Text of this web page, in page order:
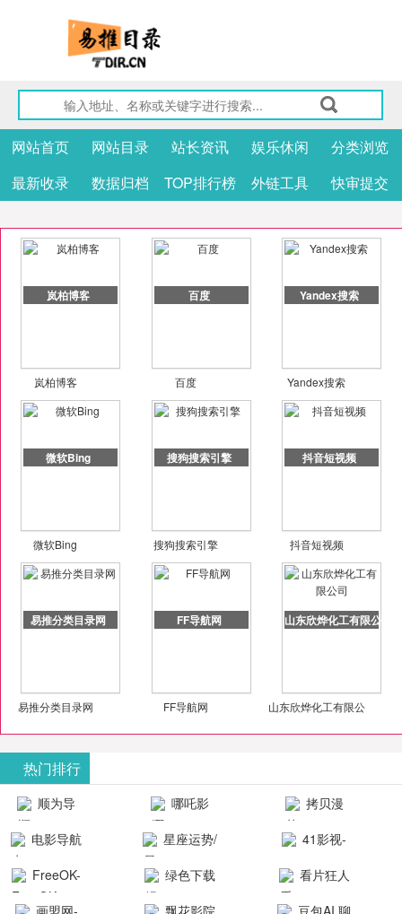
网站首页 网站目录 站长资讯 娱乐休闲
分类浏览
最新收录
数据归档 TOP排行榜 外链工具 快审提交
岚柏博客
岚柏博客
百度
百度
Yandex搜索
Yandex搜索
微软Bing
微软Bing
搜狗搜索引擎
搜狗搜索引擎
抖音短视频
抖音短视频
易推分类目录网
易推分类目录网
FF导航网
FF导航网
山东欣烨化工有限公司
山东欣烨化工有限公
热门排行
顺为导
航-办公运营
哪吒影
院-哪吒影院
提供最新、
最全的高清
电影、电视
拷贝漫
画-官网
动漫综合
电影导航
- 免费看电影
就来这！ | 快
星座运势/
最星座/美国
神婆星座网
41影视-
聚合最近好
看的电视剧
FreeOK-
FreeOK影视
绿色下载
吧
看片狂人
- 高清视频资
画盟网-
飘花影院
豆包AI 聊